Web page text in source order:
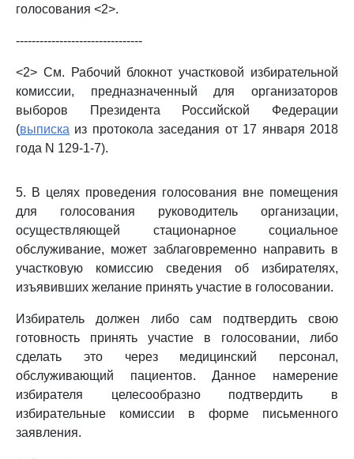
голосования <2>.
--------------------------------
<2> См. Рабочий блокнот участковой избирательной
комиссии, предназначенный для организаторов
выборов Президента Российской Федерации
(выписка из протокола заседания от 17 января 2018
года N 129-1-7).
5. В целях проведения голосования вне помещения
для голосования руководитель организации,
осуществляющей стационарное социальное
обслуживание, может заблаговременно направить в
участковую комиссию сведения об избирателях,
изъявивших желание принять участие в голосовании.
Избиратель должен либо сам подтвердить свою
готовность принять участие в голосовании, либо
сделать это через медицинский персонал,
обслуживающий пациентов. Данное намерение
избирателя целесообразно подтвердить в
избирательные комиссии в форме письменного
заявления.